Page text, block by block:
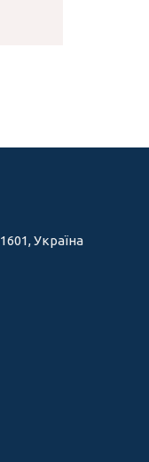
Україна